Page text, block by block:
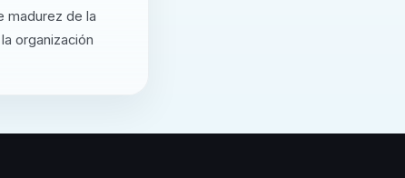
madurez de la
organización